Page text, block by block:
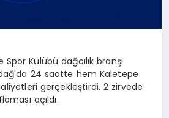
Kulübü dağcılık branşı
24 saatte hem Kaletepe
gerçekleştirdi. 2 zirvede
açıldı.